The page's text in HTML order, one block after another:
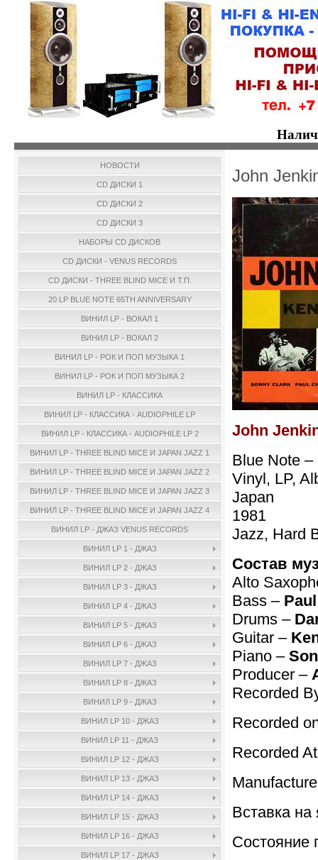
НОВОСТИ
CD ДИСКИ 1
CD ДИСКИ 2
CD ДИСКИ 3
НАБОРЫ CD ДИСКОВ
CD ДИСКИ - VENUS RECORDS
CD ДИСКИ - THREE BLIND MICE И Т.П.
20 LP BLUE NOTE 65TH ANNIVERSARY
ВИНИЛ LP - ВОКАЛ 1
ВИНИЛ LP - ВОКАЛ 2
ВИНИЛ LP - РОК И ПОП МУЗЫКА 1
ВИНИЛ LP - РОК И ПОП МУЗЫКА 2
ВИНИЛ LP - КЛАССИКА
ВИНИЛ LP - КЛАССИКА - AUDIOPHILE LP
ВИНИЛ LP - КЛАССИКА - AUDIOPHILE LP 2
ВИНИЛ LP - THREE BLIND MICE И JAPAN JAZZ 1
ВИНИЛ LP - THREE BLIND MICE И JAPAN JAZZ 2
ВИНИЛ LP - THREE BLIND MICE И JAPAN JAZZ 3
ВИНИЛ LP - THREE BLIND MICE И JAPAN JAZZ 4
ВИНИЛ LP - ДЖАЗ VENUS RECORDS
ВИНИЛ LP 1 - ДЖАЗ
ВИНИЛ LP 2 - ДЖАЗ
ВИНИЛ LP 3 - ДЖАЗ
ВИНИЛ LP 4 - ДЖАЗ
ВИНИЛ LP 5 - ДЖАЗ
ВИНИЛ LP 6 - ДЖАЗ
ВИНИЛ LP 7 - ДЖАЗ
ВИНИЛ LP 8 - ДЖАЗ
ВИНИЛ LP 9 - ДЖАЗ
ВИНИЛ LP 10 - ДЖАЗ
ВИНИЛ LP 11 - ДЖАЗ
ВИНИЛ LP 12 - ДЖАЗ
ВИНИЛ LP 13 - ДЖАЗ
ВИНИЛ LP 14 - ДЖАЗ
ВИНИЛ LP 15 - ДЖАЗ
ВИНИЛ LP 16 - ДЖАЗ
ВИНИЛ LP 17 - ДЖАЗ
John
John
Blue Note
Vinyl, LP,
Japan
1981
Jazz, Hard
Состав
Alto
Bass –
Drums –
Guitar –
Piano –
Producer –
Recorded
Recorded
Recorded
Вставка на
Состояние